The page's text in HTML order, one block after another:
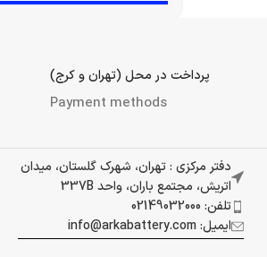
پرداخت در محل (تهران و کرج)
Payment methods
دفتر مرکزی : تهران، شهرک گلستان، میدان
اتریش، مجتمع باران، واحد 337B
تلفن: 02149032000
ایمیل: info@arkabattery.com